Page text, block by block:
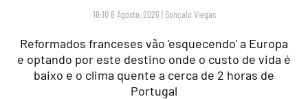
18:10 8 Agosto, 2026 | Gonçalo Viegas
Reformados franceses vão 'esquecendo' a Europa
e optando por este destino onde o custo de vida é
baixo e o clima quente a cerca de 2 horas de
Portugal